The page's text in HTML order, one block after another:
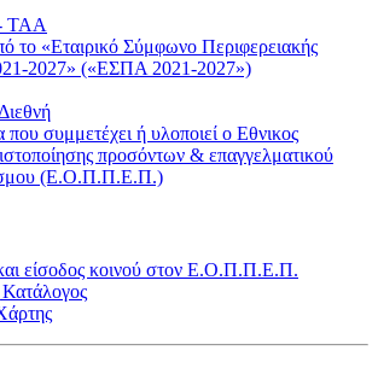
ΤΑΑ
το «Εταιρικό Σύμφωνο Περιφερειακής
2027» («ΕΣΠΑ 2021-2027»)
συμμετέχει ή υλοποιεί ο Εθνικος
προσόντων & επαγγελματικού
(Ε.Ο.Π.Π.Ε.Π.)
είσοδος κοινού στον Ε.Ο.Π.Π.Ε.Π.